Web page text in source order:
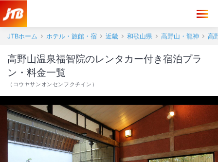
JTBホーム ホテル・旅館・宿 近畿 和歌山県 高野山・龍神 高
高野山温泉福智院のレンタカー付き宿泊プラ
ン・料金一覧
（ コウヤサンオンセンフクチイン ）